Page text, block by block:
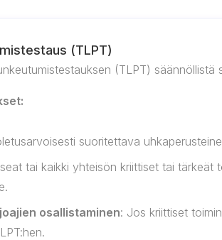
(TLPT)
(TLPT) säännöllistä
suoritettava
tai kaikki yhteisön kriittiset tai
osallistaminen: Jos kriittiset